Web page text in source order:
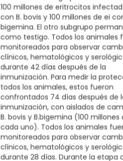
100 millones de eritrocitos
con B. bovis y 100 millones de ei
bigemina. El otro subgrupo
como testigo. Todos los animales
monitoreados para observar
clínicos, hematológicos y
durante 42 días después de la
inmunización. Para medir la
todos los animales, estos fueron
confrontados 74 días después de
inmunización, con aislados de
B. bovis y B.bigemina (100 millones
cada uno). Todos los animales
monitoreados para observar
clínicos, hematológicos y
durante 28 días. Durante la etapa